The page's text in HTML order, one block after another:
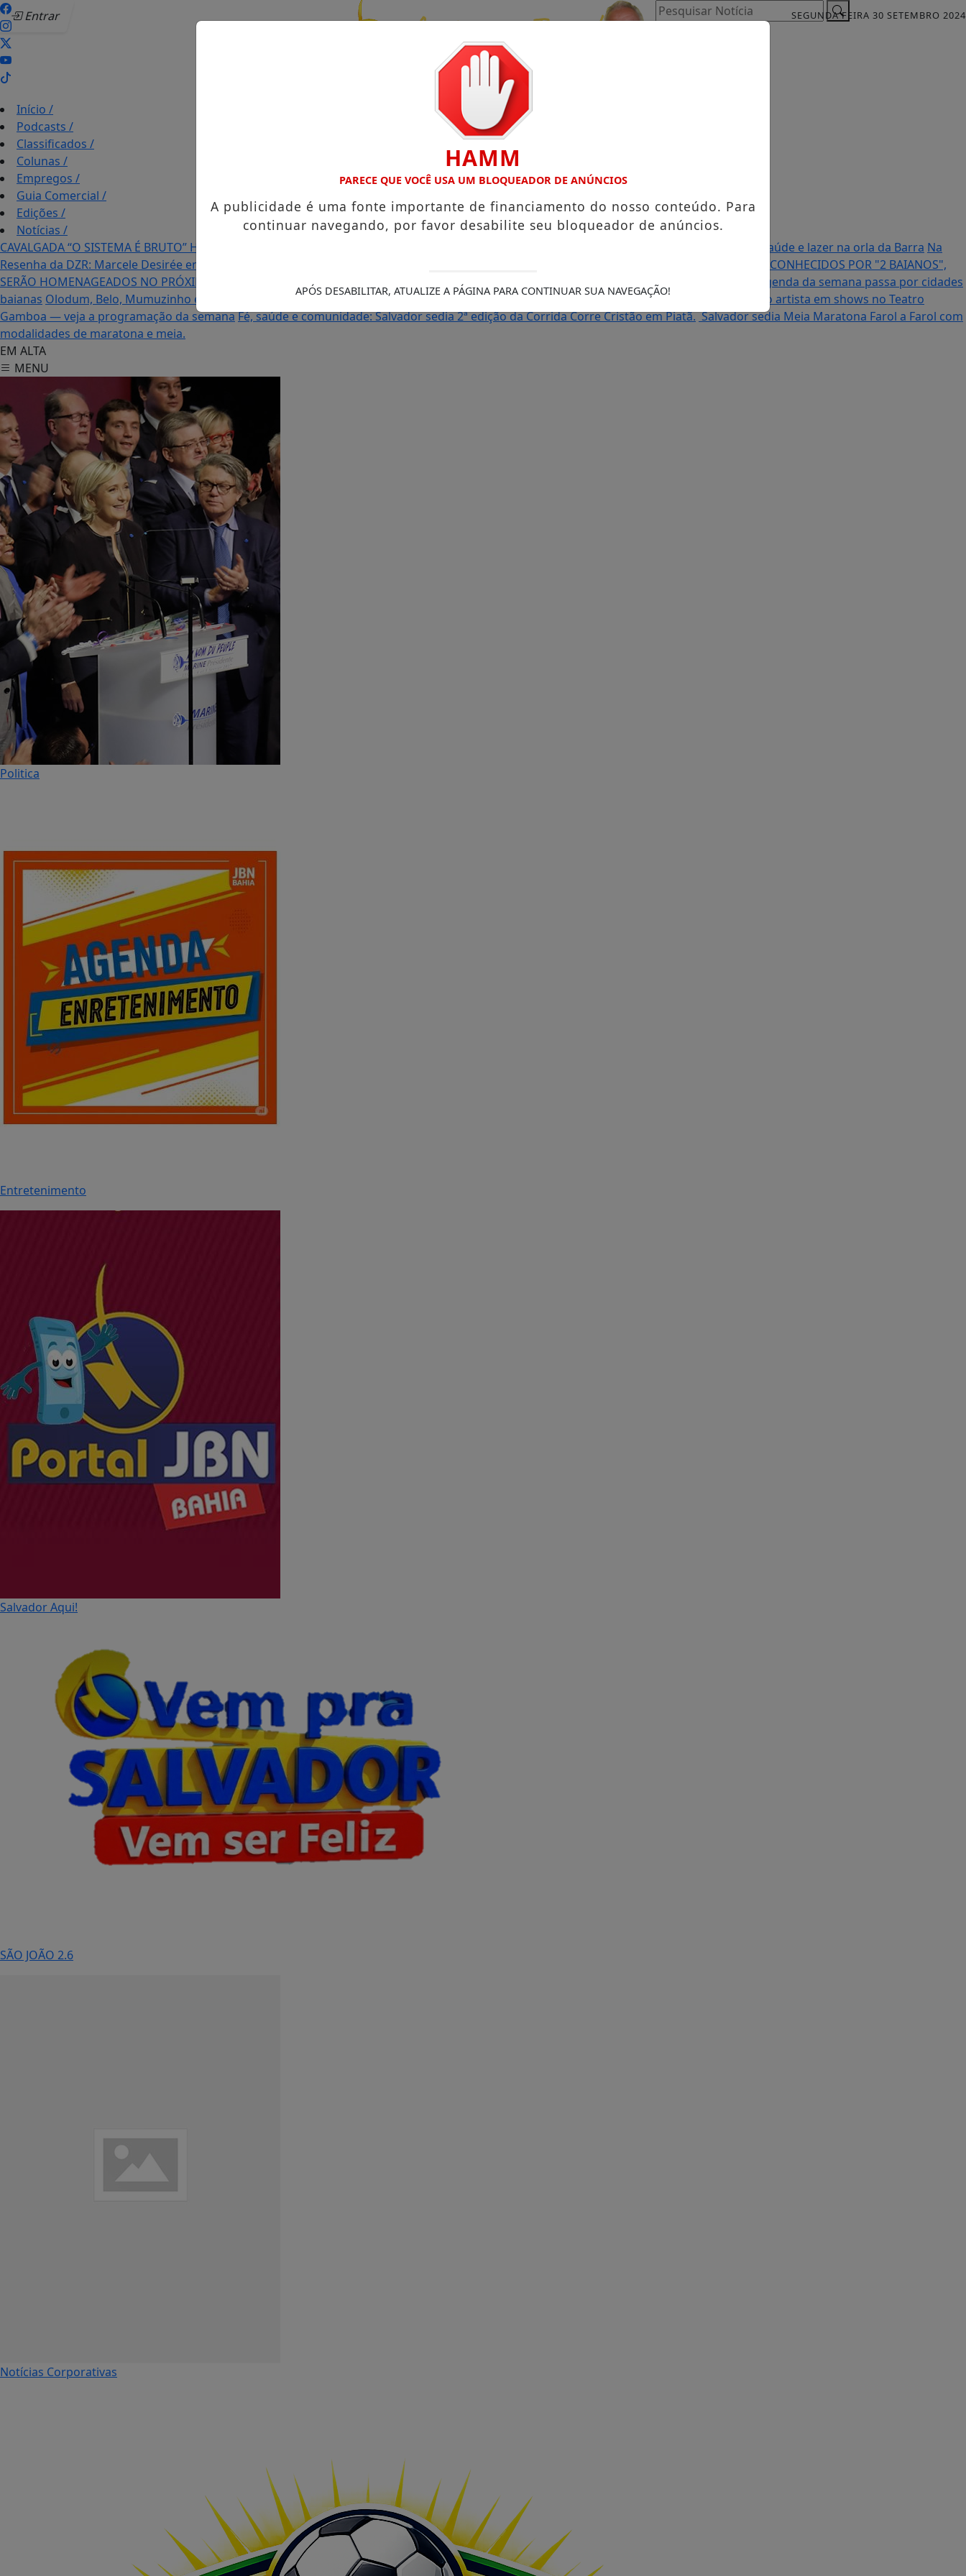
Entrar SEGUNDA FEIRA 30 SETEMBRO 2024
Pesquisar Notícia
Início /
Podcasts /
Classificados /
Colunas /
Empregos /
Guia Comercial /
Edições /
Notícias /
CAVALGADA “O SISTEMA É BRUTO” HOMENAGEIA UZIEL BUENO NO TERRAÇO MINEIRO
Salvador recebe a Smart Fit Run em agosto: esporte, saúde e lazer na orla da Barra Na
Resenha da DZR: Marcele Desirée entrevista fãs durante o show de Ritchie na Concha Acústica
OS ARTISTAS JUAN FRANCO E RAVENA FRANCO CONHECIDOS POR "2 BAIANOS",
SERÃO HOMENAGEADOS NO PRÓXIMO DIA 14 DE AGOSTO DE 2026
Xanddy Harmonia mantém ritmo intenso após turnê europeia e Fortal; agenda da semana passa por cidades
baianas Olodum, Belo, Mumuzinho e Timbalada reforçam programação do Camarote Glamour Salvador Irmão de Vander Lee celebra obra do artista em shows no Teatro
Gamboa — veja a programação da semanaFé, saúde e comunidade: Salvador sedia 2ª edição da Corrida Corre Cristão em Piatã.Salvador sedia Meia Maratona Farol a Farol com
modalidades de maratona e meia.
EM ALTA
MENU
Politica
Entretenimento
Salvador Aqui!
SÃO JOÃO 2.6
Notícias Corporativas
HAMM
PARECE QUE VOCÊ USA UM BLOQUEADOR DE ANÚNCIOS
A publicidade é uma fonte importante de financiamento do nosso conteúdo. Para
continuar navegando, por favor desabilite seu bloqueador de anúncios.
APÓS DESABILITAR, ATUALIZE A PÁGINA PARA CONTINUAR SUA NAVEGAÇÃO!